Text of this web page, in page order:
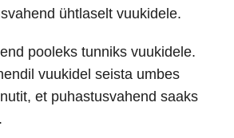
ühtlaselt vuukidele.
pooleks tunniks vuukidele.
vuukidel seista umbes
et puhastusvahend saaks